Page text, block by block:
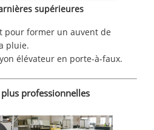
supérieures
pour former un auvent de
pluie.
élévateur en porte-à-faux.
professionnelles